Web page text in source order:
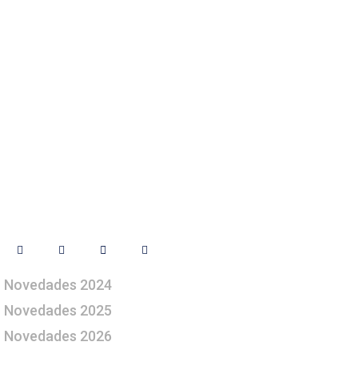
Novedades 2024
Novedades 2025
Novedades 2026